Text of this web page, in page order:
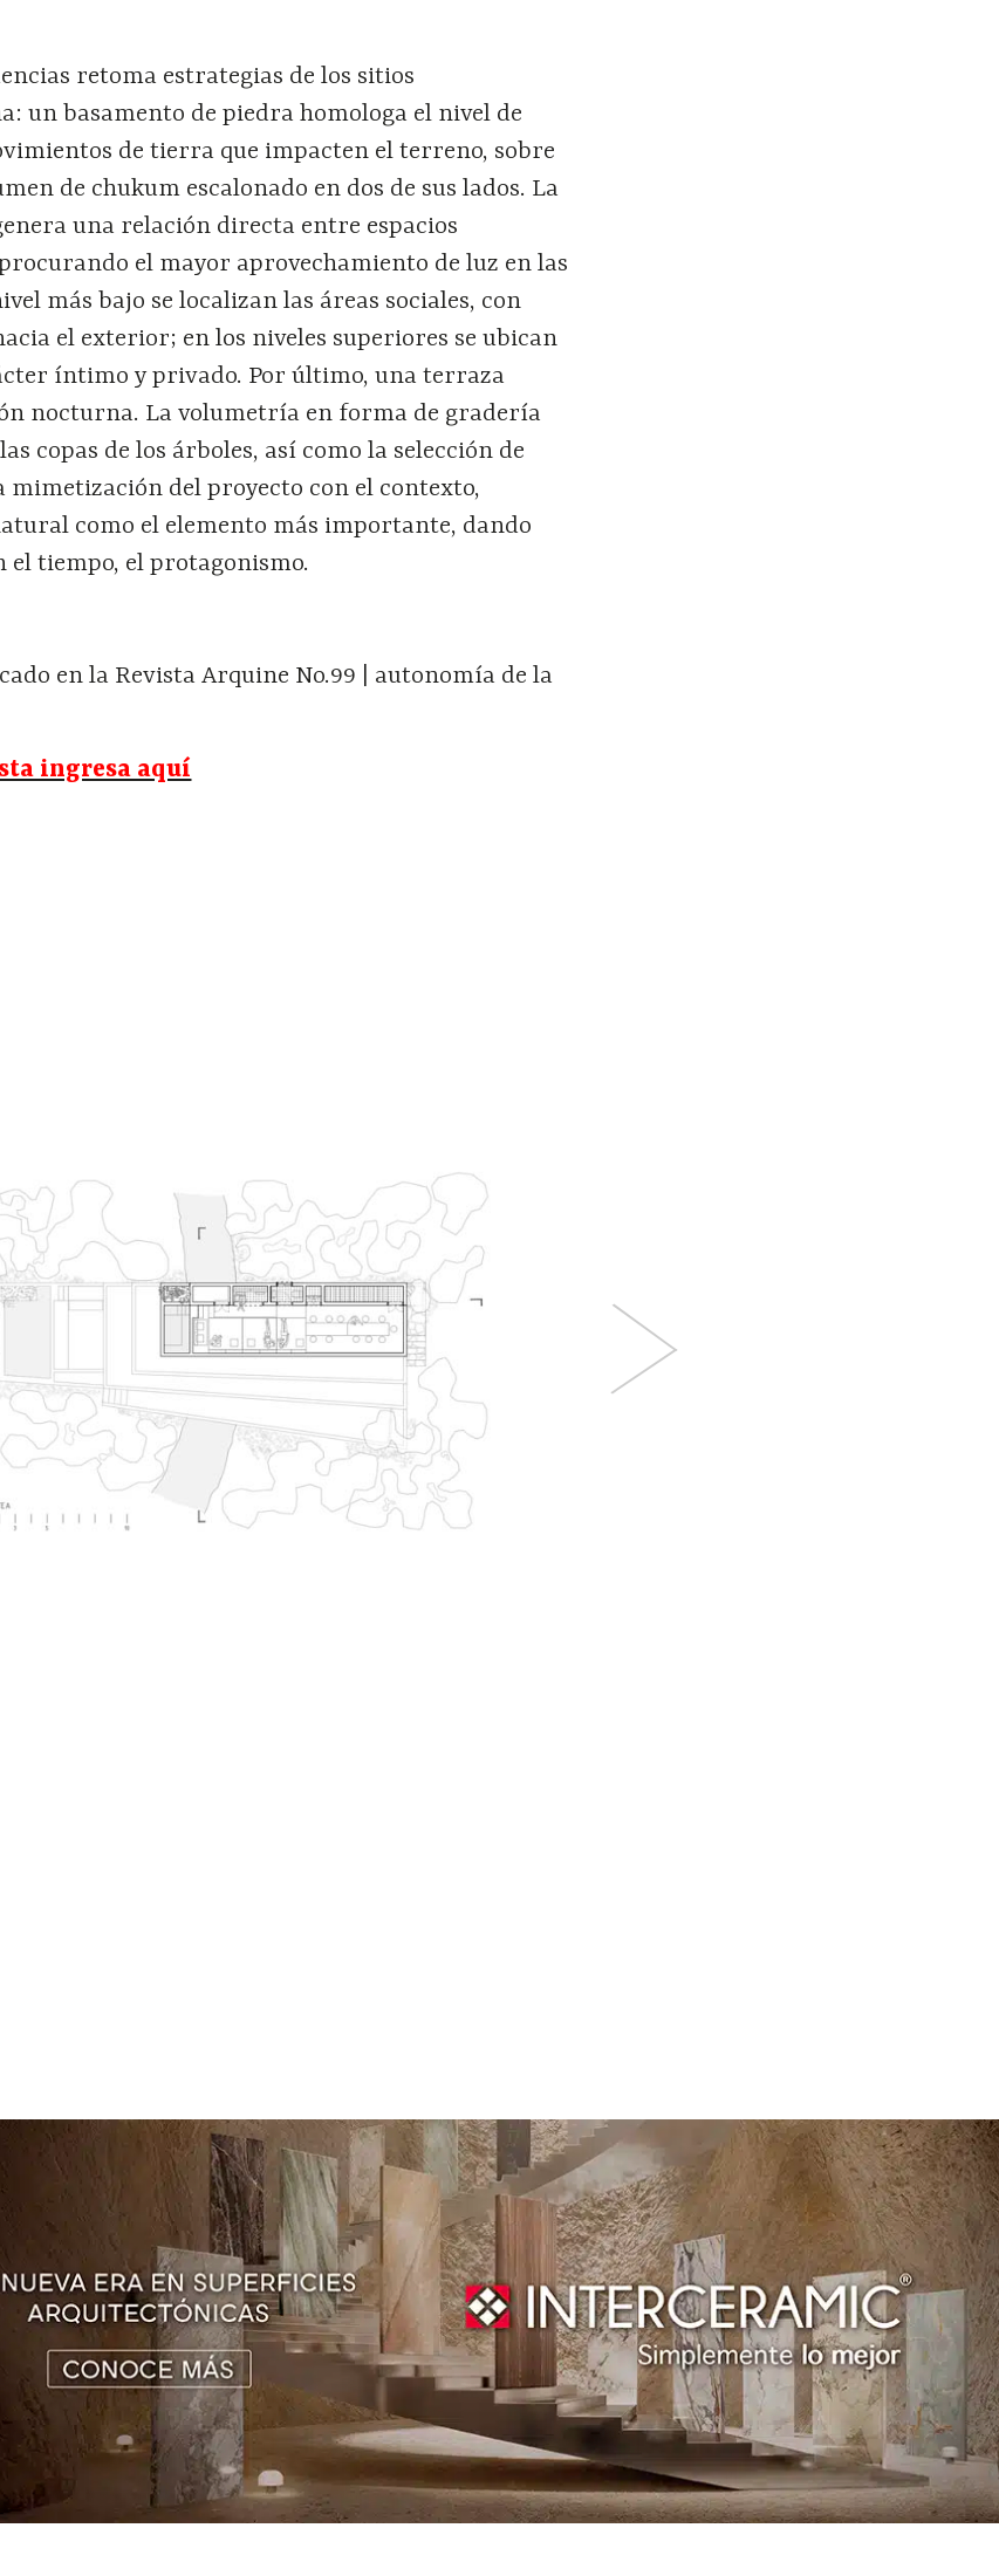
retoma estrategias de los sitios
un basamento de piedra homologa el nivel de
de tierra que impacten el terreno, sobre
de chukum escalonado en dos de sus lados. La
una relación directa entre espacios
el mayor aprovechamiento de luz en las
más bajo se localizan las áreas sociales, con
el exterior; en los niveles superiores se ubican
íntimo y privado. Por último, una terraza
nocturna. La volumetría en forma de gradería
copas de los árboles, así como la selección de
del proyecto con el contexto,
como el elemento más importante, dando
el tiempo, el protagonismo.
en la Revista Arquine No.99 | autonomía de la
ingresa aquí